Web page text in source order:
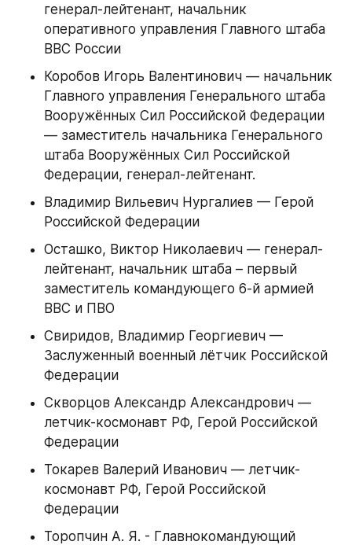
генерал-лейтенант, начальник
оперативного управления Главного штаба
ВВС России
Коробов Игорь Валентинович — начальник
Главного управления Генерального штаба
Вооружённых Сил Российской Федерации
— заместитель начальника Генерального
штаба Вооружённых Сил Российской
Федерации, генерал-лейтенант.
Владимир Вильевич Нургалиев — Герой
Российской Федерации
Осташко, Виктор Николаевич — генерал-
лейтенант, начальник штаба – первый
заместитель командующего 6-й армией
ВВС и ПВО
Свиридов, Владимир Георгиевич —
Заслуженный военный лётчик Российской
Федерации
Скворцов Александр Александрович —
летчик-космонавт РФ, Герой Российской
Федерации
Токарев Валерий Иванович — летчик-
космонавт РФ, Герой Российской
Федерации
Торопчин А. Я. - Главнокомандующий